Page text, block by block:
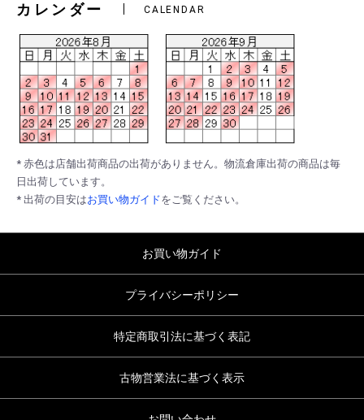
カレンダー CALENDAR
* 赤色は店舗出荷商品の出荷がありません。物流倉庫出荷の商品は毎
日出荷しています。
* 出荷の目安はお買い物ガイドをご覧ください。
お買い物ガイド
プライバシーポリシー
特定商取引法に基づく表記
古物営業法に基づく表示